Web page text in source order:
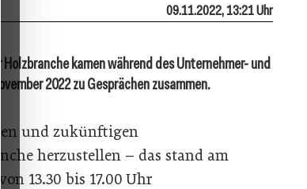
09.11.2022, 13:21 Uhr
kamen während des Unternehmer- und
2022 zu Gesprächen zusammen.
und zukünftigen
herzustellen – das stand am
13.30 bis 17.00 Uhr